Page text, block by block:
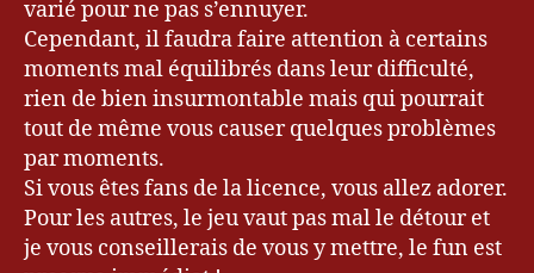
varié pour ne pas s’ennuyer.
Cependant, il faudra faire attention à certains
moments mal équilibrés dans leur difficulté,
rien de bien insurmontable mais qui pourrait
tout de même vous causer quelques problèmes
par moments.
Si vous êtes fans de la licence, vous allez adorer.
Pour les autres, le jeu vaut pas mal le détour et
je vous conseillerais de vous y mettre, le fun est